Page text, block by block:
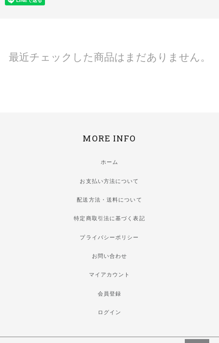
最近チェックした商品はまだありません。
MORE INFO
ホーム
お支払い方法について
配送方法・送料について
特定商取引法に基づく表記
プライバシーポリシー
お問い合わせ
マイアカウント
会員登録
ログイン